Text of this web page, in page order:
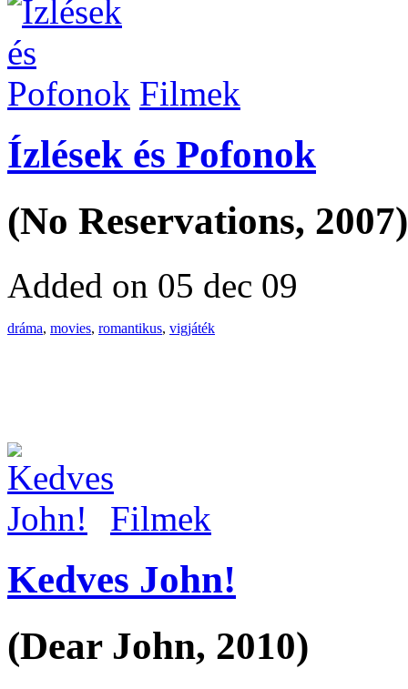
Filmek
Ízlések és Pofonok
(No Reservations, 2007)
Added on 05 dec 09
dráma, movies, romantikus, vigjáték
Filmek
Kedves John!
(Dear John, 2010)